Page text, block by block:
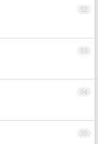
52
53
54
55